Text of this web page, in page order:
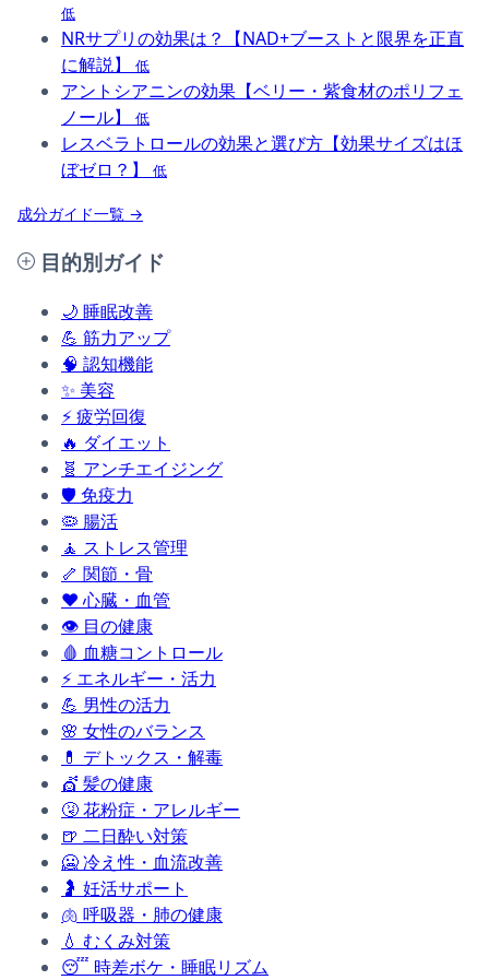
低
NRサプリの効果は？【NAD+ブーストと限界を正直
に解説】
低
アントシアニンの効果【ベリー・紫食材のポリフェ
ノール】
低
レスベラトロールの効果と選び方【効果サイズはほ
ぼゼロ？】
低
成分ガイド一覧 →
目的別ガイド
🌙 睡眠改善
💪 筋力アップ
🧠 認知機能
✨ 美容
⚡疲労回復
🔥 ダイエット
🧬 アンチエイジング
🛡️ 免疫力
🦠 腸活
🧘 ストレス管理
🦴 関節・骨
❤️ 心臓・血管
👁️ 目の健康
🩸 血糖コントロール
⚡ エネルギー・活力
💪 男性の活力
🌸 女性のバランス
💊 デトックス・解毒
💇 髪の健康
🤧花粉症・アレルギー
🍺 二日酔い対策
🥶冷え性・血流改善
🤰 妊活サポート
🫁 呼吸器・肺の健康
💧 むくみ対策
😴 時差ボケ・睡眠リズム